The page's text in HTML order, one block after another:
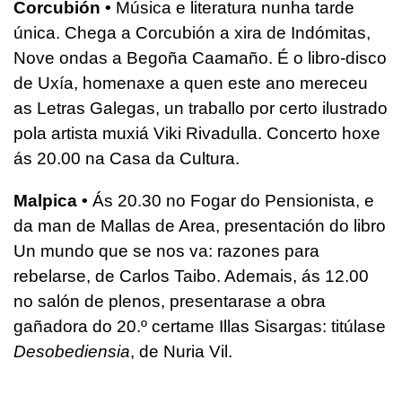
Corcubión • Música e literatura nunha tarde
única. Chega a Corcubión a xira de Indómitas,
Nove ondas a Begoña Caamaño. É o libro-disco
de Uxía, homenaxe a quen este ano mereceu
as Letras Galegas, un traballo por certo ilustrado
pola artista muxiá Viki Rivadulla. Concerto hoxe
ás 20.00 na Casa da Cultura.
Malpica • Ás 20.30 no Fogar do Pensionista, e
da man de Mallas de Area, presentación do libro
Un mundo que se nos va: razones para
rebelarse, de Carlos Taibo. Ademais, ás 12.00
no salón de plenos, presentarase a obra
gañadora do 20.º certame Illas Sisargas: titúlase
Desobediensia, de Nuria Vil.